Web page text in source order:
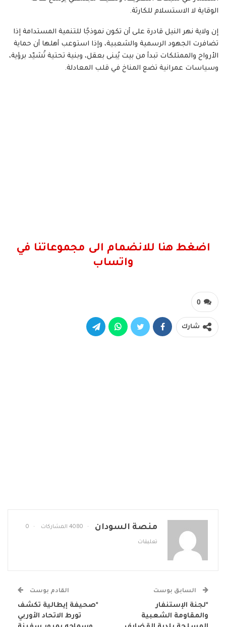
الوقاية لا الاستسلام للكارثة.
إن ولاية نهر النيل قادرة على أن تكون نموذجًا للتنمية المستدامة إذا
تضافرت الجهود الرسمية والشعبية، وإذا استوعب أهلها أن حماية
الأرواح والممتلكات تبدأ من بيت يُبنى بعقل، وبنية تحتية تُشيّد برؤية،
وسياسات عمرانية تضع المناخ في قلب المعادلة.
اضغط هنا للانضمام الى مجموعاتنا في
واتساب
0
شارك
منصة السودان 4080 المشاركات 0
تعليقات
السابق بوست
*لجنة الإستنفار
والمقاومة الشعبية
القادم بوست
*صحيفة إيطالية تكشف
تورط الاتحاد الأوربي